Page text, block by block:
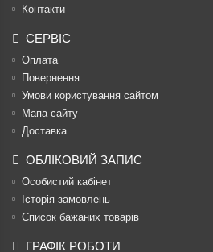
Контакти
СЕРВІС
Оплата
Повернення
Умови користування сайтом
Мапа сайту
Доставка
ОБЛІКОВИЙ ЗАПИС
Особистий кабінет
Історія замовлень
Список бажаних товарів
ГРАФІК РОБОТИ